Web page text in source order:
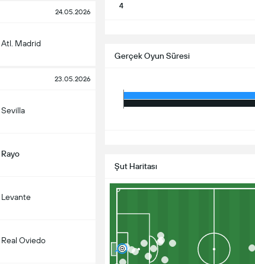
24.05.2026
Atl. Madrid
23.05.2026
Sevilla
Rayo
Levante
Real Oviedo
4
Gerçek Oyun Süresi
Şut Haritası